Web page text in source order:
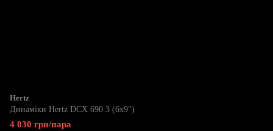
Hertz
Динаміки Hertz DCX 690.3 (6x9")
4 030 грн/пара